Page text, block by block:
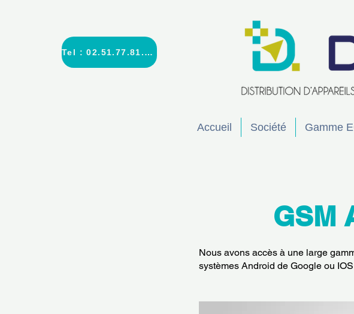
Tel : 02.51.77.81.30
Accueil Société Gamme
GSM
Nous avons accès à une large
systèmes Android de Google ou